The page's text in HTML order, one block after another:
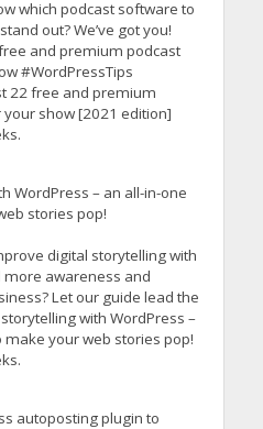
which podcast software to
out? We’ve got you!
and premium podcast
#WordPressTips
22 free and premium
show [2021 edition]
WordPress – an all-in-one
stories pop!
digital storytelling with
more awareness and
Let our guide lead the
with WordPress –
make your web stories pop!
autoposting plugin to